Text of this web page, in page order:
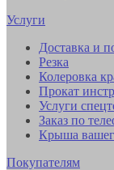
Услуги
Доставка и
Резка
Колеровка
Прокат
Услуги
Заказ по
Крыша
Покупателям